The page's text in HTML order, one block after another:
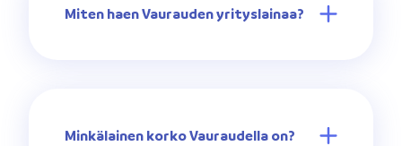
Miten haen Vaurauden yrityslainaa?
Minkälainen korko Vauraudella on?